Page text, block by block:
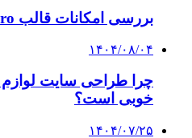
بررسی امکانات قالب Astra Pro
۱۴۰۴/۰۸/۰۴
چرا طراحی سایت
خوبی است؟
۱۴۰۴/۰۷/۲۵